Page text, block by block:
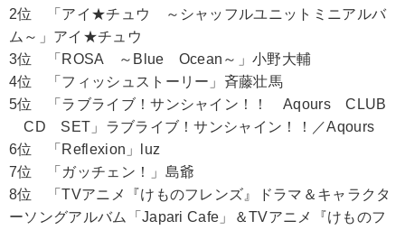
2位 「アイ★チュウ ～シャッフルユニットミニアルバ
ム～」アイ★チュウ
3位 「ROSA ～Blue Ocean～」小野大輔
4位 「フィッシュストーリー」斉藤壮馬
5位 「ラブライブ！サンシャイン！！ Aqours CLUB
CD SET」ラブライブ！サンシャイン！！／Aqours
6位 「Reflexion」luz
7位 「ガッチェン！」島爺
8位 「TVアニメ『けものフレンズ』ドラマ＆キャラクタ
ーソングアルバム「Japari Cafe」＆TVアニメ『けものフ